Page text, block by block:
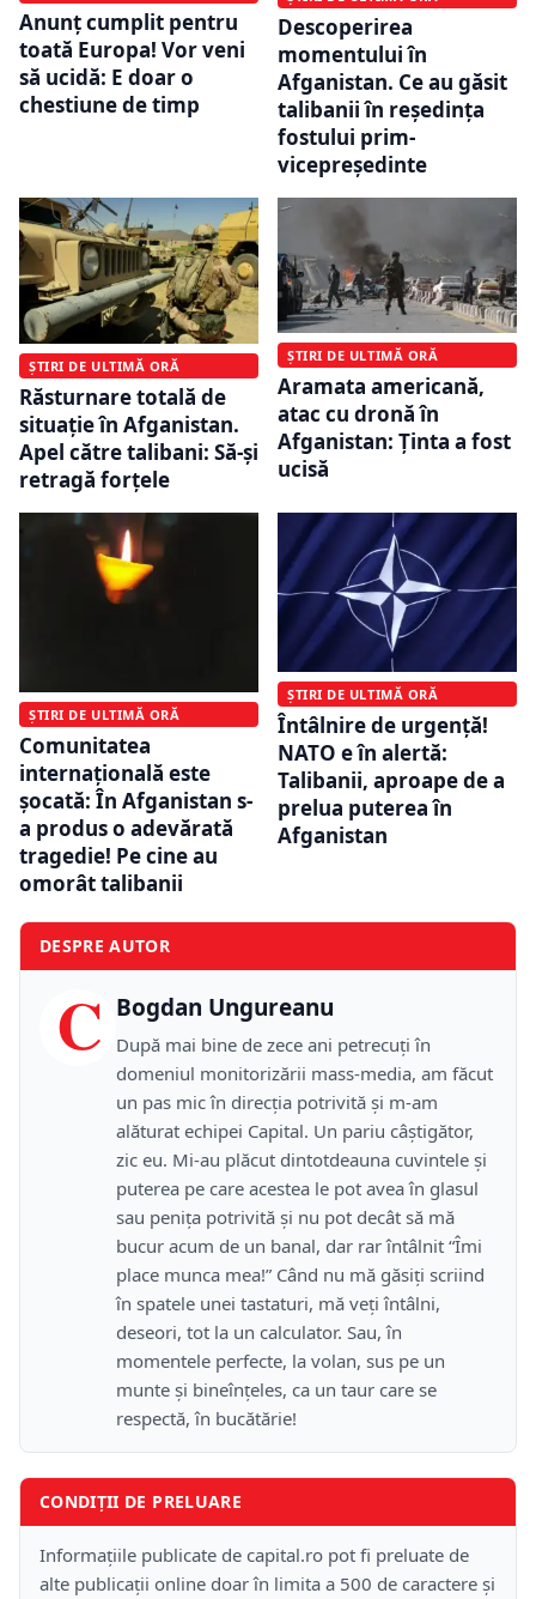
Anunţ cumplit pentru
toată Europa! Vor veni
să ucidă: E doar o
chestiune de timp
Descoperirea
momentului în
Afganistan. Ce au găsit
talibanii în reședința
fostului prim-
vicepreședinte
ȘTIRI DE ULTIMĂ ORĂ
Răsturnare totală de
situație în Afganistan.
Apel către talibani: Să-și
retragă forțele
ȘTIRI DE ULTIMĂ ORĂ
Aramata americană,
atac cu dronă în
Afganistan: Ținta a fost
ucisă
ȘTIRI DE ULTIMĂ ORĂ
Comunitatea
internațională este
șocată: În Afganistan s-
a produs o adevărată
tragedie! Pe cine au
omorât talibanii
ȘTIRI DE ULTIMĂ ORĂ
Întâlnire de urgență!
NATO e în alertă:
Talibanii, aproape de a
prelua puterea în
Afganistan
DESPRE AUTOR
C Bogdan Ungureanu
După mai bine de zece ani petrecuţi în
domeniul monitorizării mass-media, am făcut
un pas mic în direcţia potrivită şi m-am
alăturat echipei Capital. Un pariu câştigător,
zic eu. Mi-au plăcut dintotdeauna cuvintele şi
puterea pe care acestea le pot avea în glasul
sau peniţa potrivită şi nu pot decât să mă
bucur acum de un banal, dar rar întâlnit “Îmi
place munca mea!” Când nu mă găsiţi scriind
în spatele unei tastaturi, mă veţi întâlni,
deseori, tot la un calculator. Sau, în
momentele perfecte, la volan, sus pe un
munte şi bineînţeles, ca un taur care se
respectă, în bucătărie!
CONDIȚII DE PRELUARE
Informațiile publicate de capital.ro pot fi preluate de
alte publicații online doar în limita a 500 de caractere și